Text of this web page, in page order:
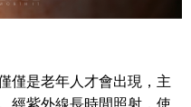
僅是老年人才會出現，主
經紫外線長時間照射，使